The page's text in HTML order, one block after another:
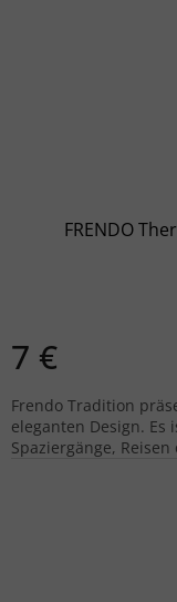
FRENDO
7 €
Frendo Tradition
eleganten Design.
Spaziergänge,